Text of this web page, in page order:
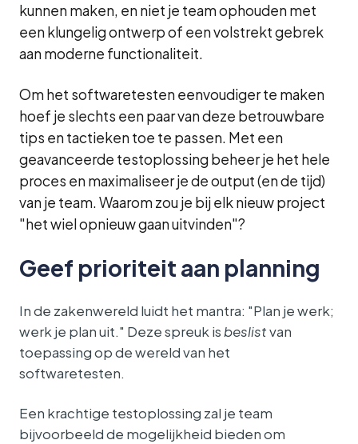
kunnen maken, en niet je team ophouden met
een klungelig ontwerp of een volstrekt gebrek
aan moderne functionaliteit.
Om het softwaretesten eenvoudiger te maken
hoef je slechts een paar van deze betrouwbare
tips en tactieken toe te passen. Met een
geavanceerde testoplossing beheer je het hele
proces en maximaliseer je de output (en de tijd)
van je team. Waarom zou je bij elk nieuw project
"het wiel opnieuw gaan uitvinden"?
Geef prioriteit aan planning
In de zakenwereld luidt het mantra: "Plan je werk;
werk je plan uit." Deze spreuk is beslistvan
toepassing op de wereld van het
softwaretesten.
Een krachtige testoplossing zal je team
bijvoorbeeld de mogelijkheid bieden om